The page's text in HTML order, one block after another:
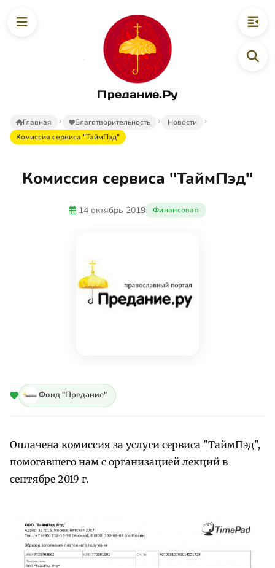
Предание.Ру
Главная Благотворительность
Новости
Комиссия сервиса "ТаймПэд"
Комиссия сервиса "ТаймПэд"
14 октябрь 2019 Финансовая
Фонд "Предание"
Оплачена комиссия за услуги сервиса "ТаймПэд",
помогавшего нам с организацией лекций в
сентябре 2019 г.